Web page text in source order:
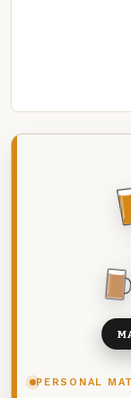
PERSONAL